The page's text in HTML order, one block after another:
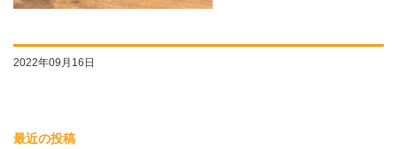
2022年09月16日
最近の投稿